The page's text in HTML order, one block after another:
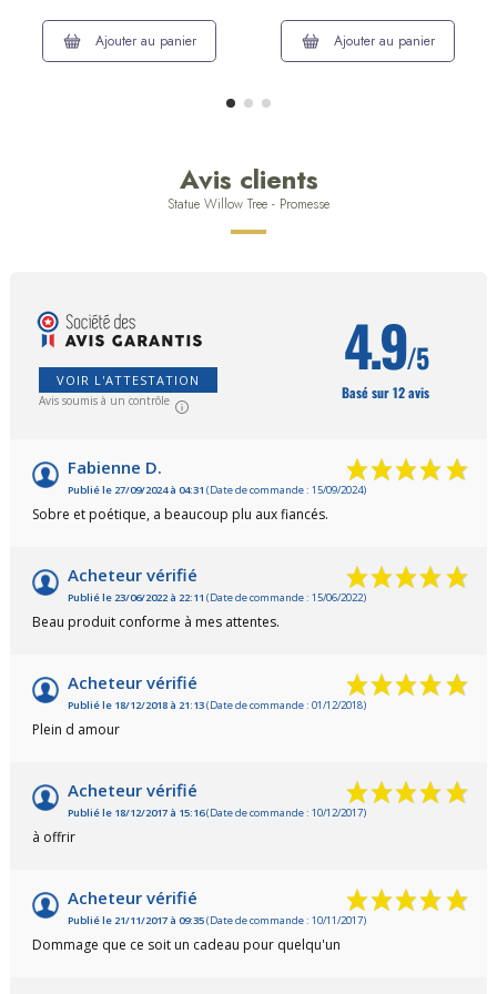
Ajouter au panier Ajouter au panier
Avis clients
Statue Willow Tree - Promesse
VOIR L'ATTESTATION
Avis soumis à un contrôle
4.9/5
Basé sur 12 avis
Fabienne D.
Publié le 27/09/2024 à 04:31 (Date de commande : 15/09/2024)
Sobre et poétique, a beaucoup plu aux fiancés.
Acheteur vérifié
Publié le 23/06/2022 à 22:11 (Date de commande : 15/06/2022)
Beau produit conforme à mes attentes.
Acheteur vérifié
Publié le 18/12/2018 à 21:13(Date de commande : 01/12/2018)
Plein d amour
Acheteur vérifié
Publié le 18/12/2017 à 15:16(Date de commande : 10/12/2017)
à offrir
Acheteur vérifié
Publié le 21/11/2017 à 09:35(Date de commande : 10/11/2017)
Dommage que ce soit un cadeau pour quelqu'un